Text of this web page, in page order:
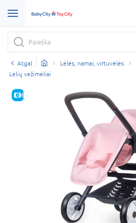
Atgal Lėlės, namai, virtuvėlės
Lėlių vežimėliai
E-KAINA